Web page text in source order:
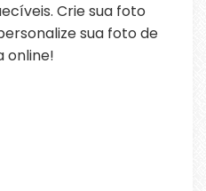
Crie sua foto
sua foto de
online!